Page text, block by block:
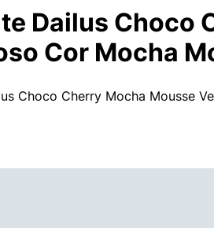
Dailus Choco
Cor Mocha
Choco Cherry Mocha Mousse